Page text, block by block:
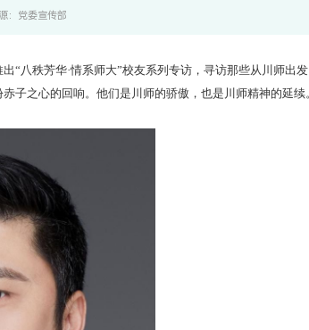
：党委宣传部
“八秩芳华·情系师大”校友系列专访，寻访那些从川师出
子之心的回响。他们是川师的骄傲，也是川师精神的延续